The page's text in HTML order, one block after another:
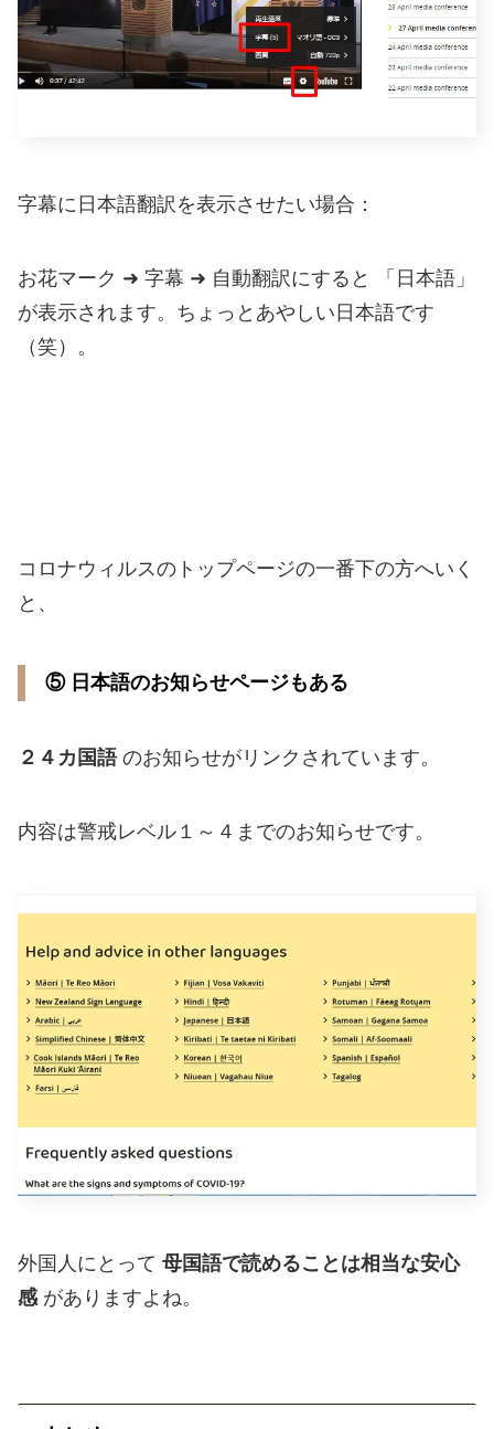
字幕に日本語翻訳を表示させたい場合：
お花マーク ➜ 字幕 ➜ 自動翻訳にすると 「日本語」
が表示されます。ちょっとあやしい日本語です
（笑）。
コロナウィルスのトップページの一番下の方へいく
と、
⑤ 日本語のお知らせページもある
２４カ国語 のお知らせがリンクされています。
内容は警戒レベル１～４までのお知らせです。
外国人にとって 母国語で読めることは相当な安心
感 がありますよね。